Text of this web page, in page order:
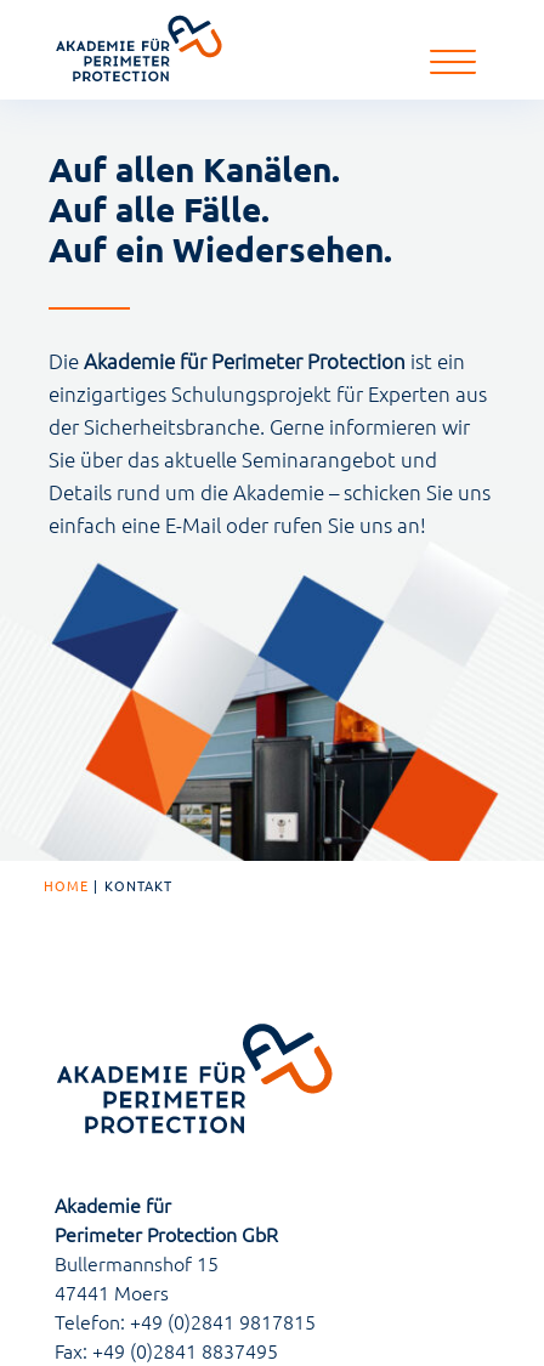
Auf allen Kanälen.
Auf alle Fälle.
Auf ein Wiedersehen.
DieAkademie für Perimeter Protection ist ein
einzigartiges Schulungsprojekt für Experten aus
derSicherheitsbranche. Gerne informieren wir
Sie über das aktuelle Seminarangebot und
Details rund um die Akademie – schicken Sie uns
einfach eine E-Mail oder rufen Sie uns an!
HOME | KONTAKT
Akademie für
Perimeter Protection GbR
Bullermannshof 15
47441 Moers
Telefon: +49 (0)2841 9817815
Fax: +49 (0)2841 8837495